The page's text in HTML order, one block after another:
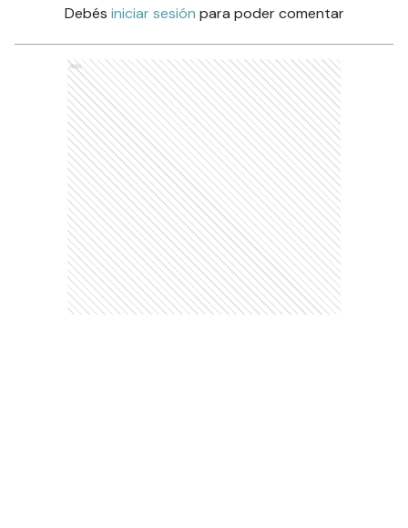
Debés iniciar sesión para poder comentar
Ads